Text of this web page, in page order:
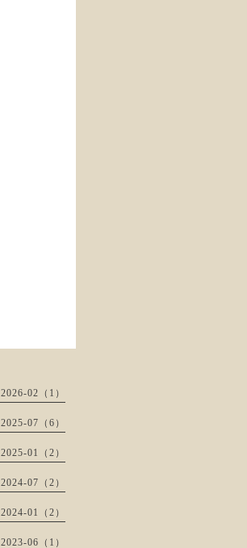
2026-02（1）
2025-07（6）
2025-01（2）
2024-07（2）
2024-01（2）
2023-06（1）